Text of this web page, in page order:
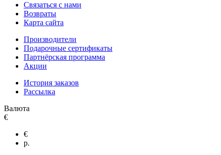
Связаться с нами
Возвраты
Карта сайта
Производители
Подарочные сертификаты
Партнёрская программа
Акции
История заказов
Рассылка
Валюта
€
€
р.